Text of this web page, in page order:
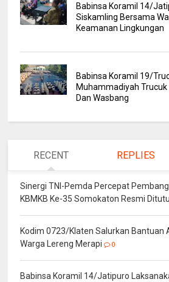
Babinsa Koramil 14/
Siskamling Bersama
Keamanan Lingkungan
Babinsa Koramil 19/
Muhammadiyah Trucuk
Dan Wasbang
RECENT REPLIES
Sinergi TNI-Pemda Percepat
KBMKB Ke-35 Somokaton Resmi
Kodim 0723/Klaten Salurkan Bantuan
Warga Lereng Merapi
0
Babinsa Koramil 14/Jatipuro